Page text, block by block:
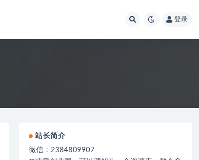
登录
站长简介
微信：2384809907